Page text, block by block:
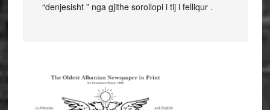
“denjesisht ” nga gjithe sorollopi i tij i felliqur .